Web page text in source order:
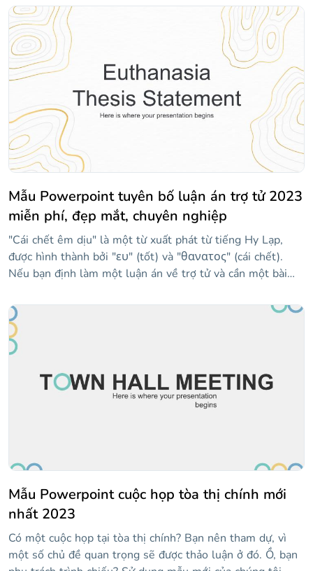
giảng dạy tất cả 50 tiểu bang của Hoa Kỳ. Nó có nhiều bản
đồ của các tiểu bang khác nhau! Vì chúng tôi đã sử dụng
tông màu xanh lam, mọi thứ đều ổn, êm dịu, nhẹ nhàng...
Này, hãy thức dậy, chúng ta đang ở giữa lớp! Nếu bạn thấy
một số trạng thái bị thiếu, hãy kiểm tra các trang trình bày
ở cuối mẫu, nơi bạn sẽ tìm thấy các liên kết đến phần còn
lại của chúng!
Mẫu Powerpoint tuyên bố luận án trợ tử 2023
miễn phí, đẹp mắt, chuyên nghiệp
"Cái chết êm dịu" là một từ xuất phát từ tiếng Hy Lạp,
được hình thành bởi "ευ" (tốt) và "θανατος" (cái chết).
Nếu bạn định làm một luận án về trợ tử và cần một bài
về trợ tử là gì, các kỹ thuật mà nó được quản lý là gì, ai có
thể truy cập nó hoặc tranh cãi mà chủ đề này tạo ra. Các
slide cung cấp một phong cách trang trọng và được thiết
kế để làm cho thông tin của bạn nổi bật và bảo vệ luận án
của bạn thành công.
Mẫu Powerpoint cuộc họp tòa thị chính mới
nhất 2023
Có một cuộc họp tại tòa thị chính? Bạn nên tham dự, vì
một số chủ đề quan trọng sẽ được thảo luận ở đó. Ồ, bạn